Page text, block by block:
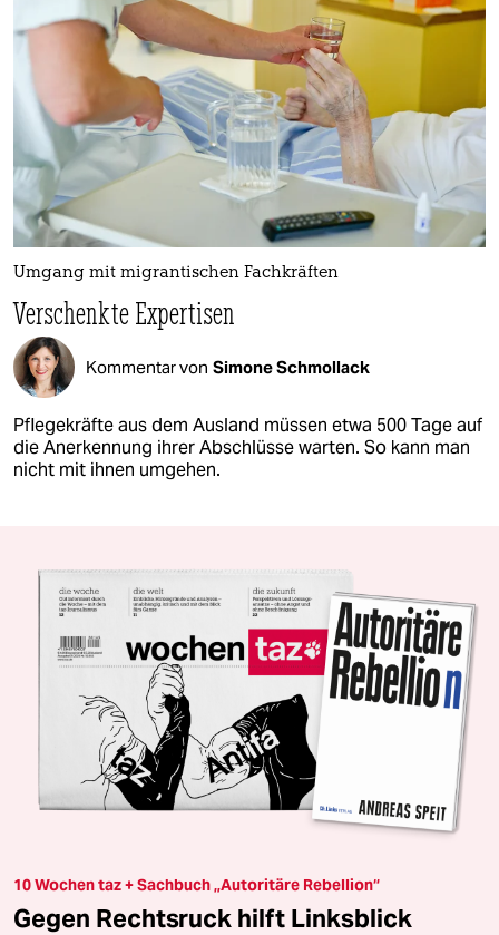
Umgang mit migrantischen Fachkräften
Verschenkte Expertisen
Kommentar von Simone Schmollack
Pflegekräfte aus dem Ausland müssen etwa 500 Tage auf
die Anerkennung ihrer Abschlüsse warten. So kann man
nicht mit ihnen umgehen.
10 Wochen taz + Sachbuch „Autoritäre Rebellion“
Gegen Rechtsruck hilft Linksblick